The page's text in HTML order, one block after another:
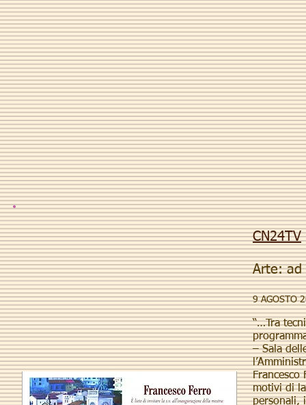
CN24TV
Arte: ad
9 AGOSTO
“…Tra
– Sala
Francesco
motivi di
personali,